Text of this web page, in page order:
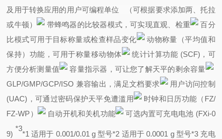
及用于转换应用的用户可编程单位 （可根据要求添加两、托拉
或牛顿）
带蜂鸣器的比较器模式，可实现直观、检重
百分
比模式可用于目标称量或检查样品变化
动物称量（平均值和
保持）功能，可用于称量移动物体
统计计算功能 (SCF)，可
方便分析测量值
容量指示器，可让您了解天平的剩余容量
GLP/GMP/GCP/ISO 兼容输出，满足文档要求
用户访问控制
(UAC)，可通过密码保护天平免遭滥用
时钟和日历功能（FZ/
FZ-WP）
自动开机和关机功能 可选内置可充电电池 (FXi-0
9)
*3
*1 适用于 0.001/0.01 g 型号*2 适用于 0.0001 g 型号*3 充电